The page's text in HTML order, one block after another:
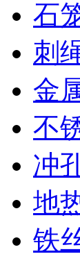
石
刺
金
不
冲
地
铁